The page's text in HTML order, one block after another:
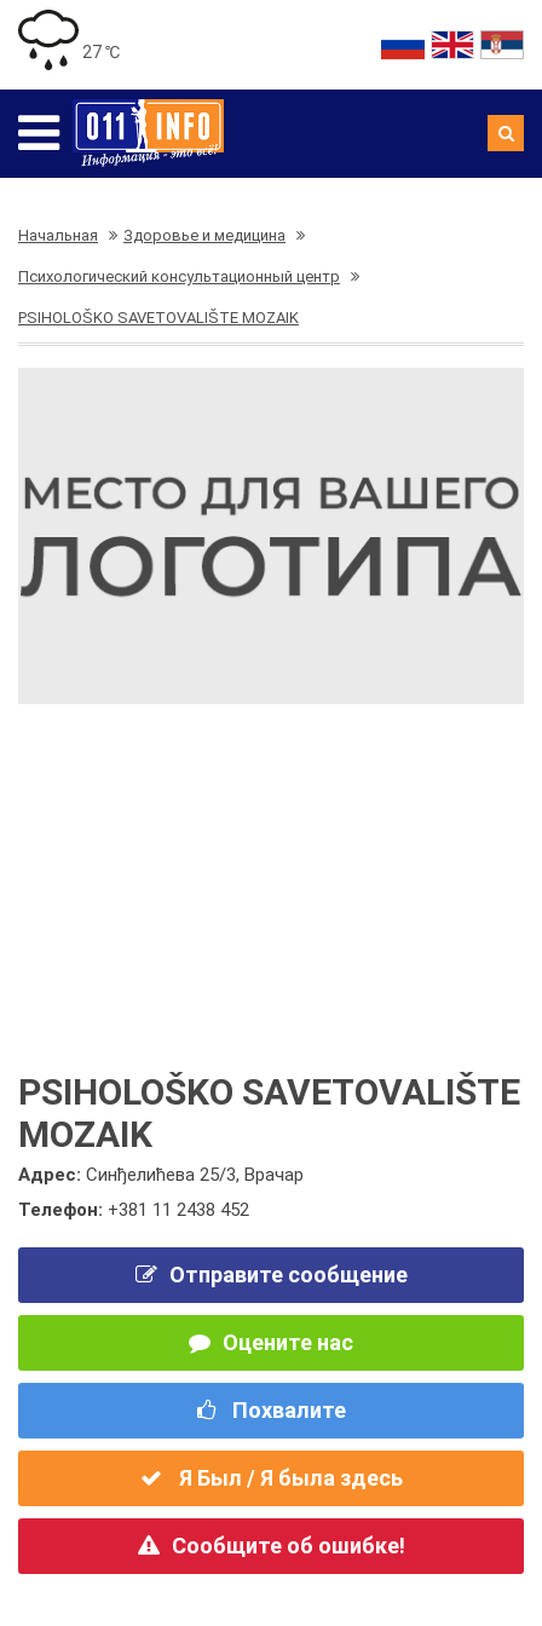
27 ℃
Начальная Здоровье и медицина
Психологический консультационный центр
PSIHOLOŠKO SAVETOVALIŠTE MOZAIK
PSIHOLOŠKO SAVETOVALIŠTE
MOZAIK
Адрес: Синђелићева 25/3, Врачар
Телефон: +381 11 2438 452
Отправите сообщение
Оцените нас
Похвалите
Я Был / Я была здесь
Сообщите об ошибке!